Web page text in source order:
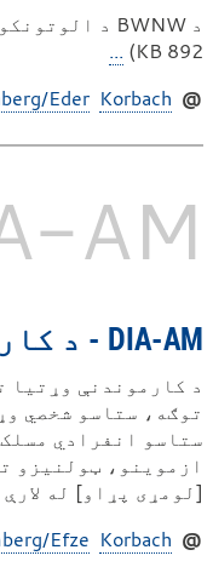
892 KB)
...
@
Eder Korbach
​AM
DIA-AM - د کارموندنې تشخیص
توګه، ستاسو شخصي
ستاسو انفرادي
ازموینو، ټولنیزو
[لومړی پړاو] له
@
Efze Korbach